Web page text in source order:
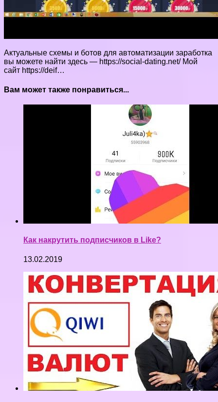
Актуальные схемы и ботов для автоматизации заработка
вы можете найти здесь — https://social-dating.net/ Мой
сайт https://deif…
Вам может также понравиться...
Как накрутить подписчиков в Like?
13.02.2019